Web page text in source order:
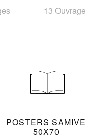
13
POSTERS
50X70